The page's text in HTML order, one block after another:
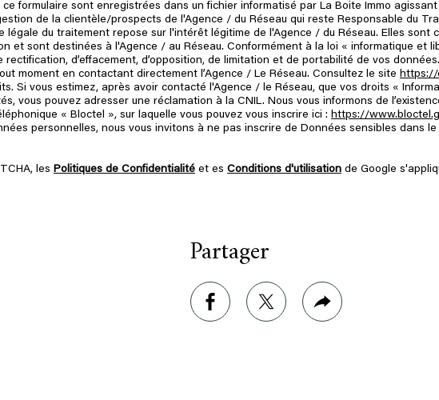
formulaire sont enregistrées dans un fichier informatisé par La Boite Immo agissant
de la clientèle/prospects de l'Agence / du Réseau qui reste Responsable du
légale du traitement repose sur l'intérêt légitime de l'Agence / du Réseau. Elles sont
et sont destinées à l'Agence / au Réseau. Conformément à la loi « informatique et
rectification, d’effacement, d’opposition, de limitation et de portabilité de vos
moment en contactant directement l’Agence / Le Réseau. Consultez le site https://
Si vous estimez, après avoir contacté l'Agence / le Réseau, que vos droits «
vous pouvez adresser une réclamation à la CNIL. Nous vous informons de
« Bloctel », sur laquelle vous pouvez vous inscrire ici : https://
personnelles, nous vous invitons à ne pas inscrire de Données sensibles dans le
les Politiques de Confidentialité et es Conditions d'utilisation de Google
Partager
facebooktwitter Plus
de